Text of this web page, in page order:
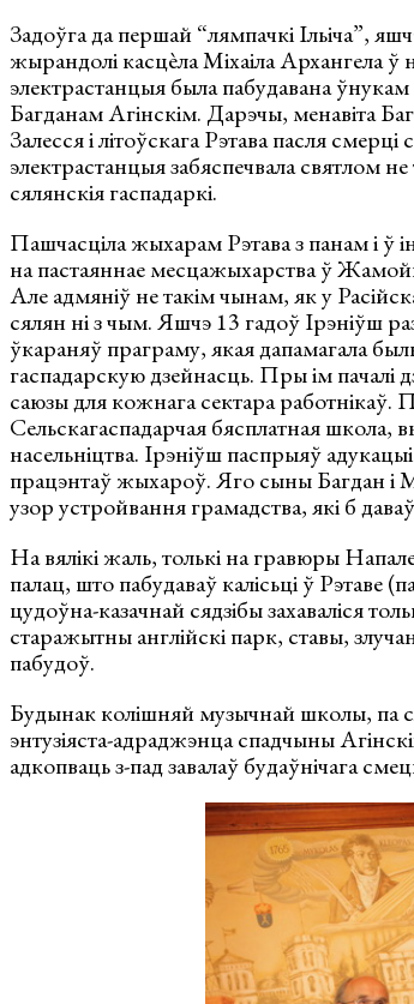
Задоўга да першай “лямпачкі Ільіча”,
жырандолі касцѐла Міхаіла Архангела
электрастанцыя была пабудавана
Багданам Агінскім. Дарэчы, менавіта
Залесся і літоўскага Рэтава пасля
электрастанцыя забяспечвала святлом не
сялянскія гаспадаркі.
Пашчасціла жыхарам Рэтава з панам і
на пастаяннае месцажыхарства ў
Але адмяніў не такім чынам, як у
сялян ні з чым. Яшчэ 13 гадоў Ірэніўш
ўкараняў праграму, якая дапамагала
гаспадарскую дзейнасць. Пры ім пачалі
саюзы для кожнага сектара работнікаў.
Сельскагаспадарчая бясплатная школа,
насельніцтва. Ірэніўш паспрыяў
працэнтаў жыхароў. Яго сыны Багдан і
узор устройвання грамадства, які б
На вялікі жаль, толькі на гравюры
палац, што пабудаваў калісьці ў Рэтаве
цудоўна-казачнай сядзібы захаваліся
старажытны англійскі парк, ставы,
пабудоў.
Будынак колішняй музычнай школы, па
энтузіяста-адраджэнца спадчыны
адкопваць з-пад завалаў будаўнічага